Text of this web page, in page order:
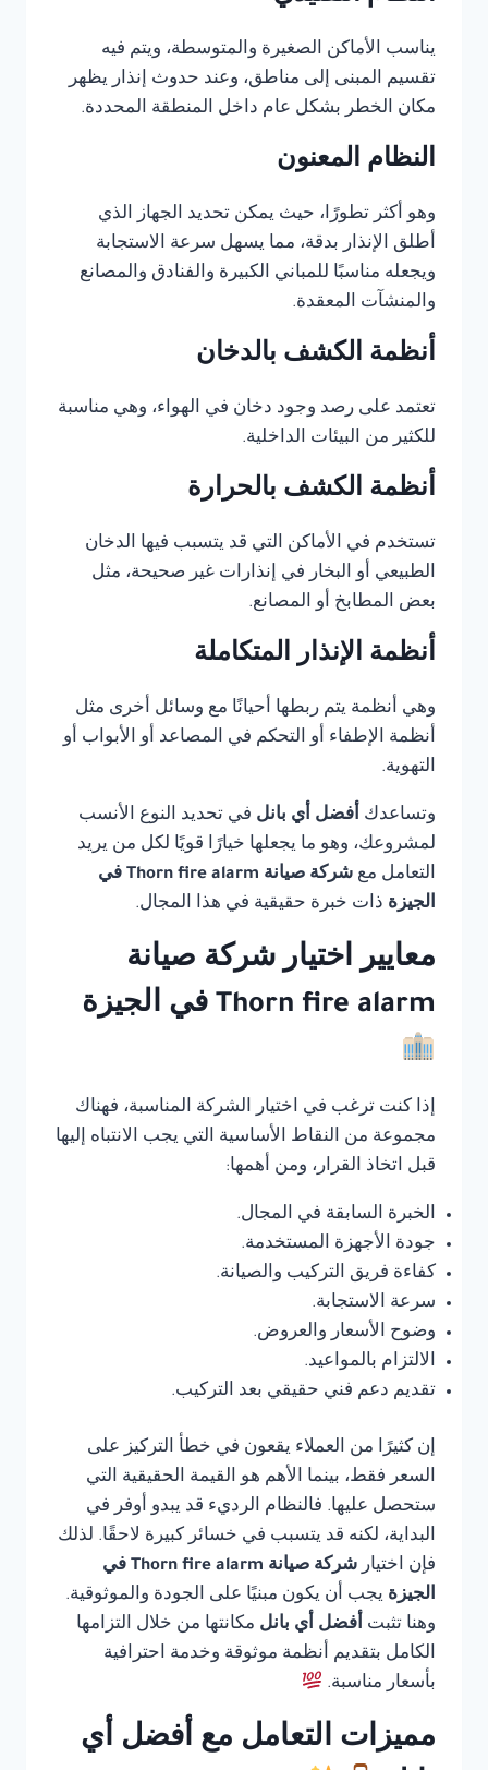
يناسب الأماكن الصغيرة والمتوسطة، ويتم فيه
تقسيم المبنى إلى مناطق، وعند حدوث إنذار يظهر
مكان الخطر بشكل عام داخل المنطقة المحددة.
النظام المعنون
وهو أكثر تطورًا، حيث يمكن تحديد الجهاز الذي
أطلق الإنذار بدقة، مما يسهل سرعة الاستجابة
ويجعله مناسبًا للمباني الكبيرة والفنادق والمصانع
والمنشآت المعقدة.
أنظمة الكشف بالدخان
تعتمد على رصد وجود دخان في الهواء، وهي مناسبة
للكثير من البيئات الداخلية.
أنظمة الكشف بالحرارة
تستخدم في الأماكن التي قد يتسبب فيها الدخان
الطبيعي أو البخار في إنذارات غير صحيحة، مثل
بعض المطابخ أو المصانع.
أنظمة الإنذار المتكاملة
وهي أنظمة يتم ربطها أحيانًا مع وسائل أخرى مثل
أنظمة الإطفاء أو التحكم في المصاعد أو الأبواب أو
التهوية.
وتساعدك أفضل أي بانل في تحديد النوع الأنسب
لمشروعك، وهو ما يجعلها خيارًا قويًا لكل من يريد
التعامل مع
شركة صيانة Thorn fire alarm في
الجيزة ذات خبرة حقيقية في هذا المجال.
معايير اختيار شركة صيانة
Thorn fire alarm في الجيزة
إذا كنت ترغب في اختيار الشركة المناسبة، فهناك
مجموعة من النقاط الأساسية التي يجب الانتباه إليها
قبل اتخاذ القرار، ومن أهمها:
الخبرة السابقة في المجال.
جودة الأجهزة المستخدمة.
كفاءة فريق التركيب والصيانة.
سرعة الاستجابة.
وضوح الأسعار والعروض.
الالتزام بالمواعيد.
تقديم دعم فني حقيقي بعد التركيب.
إن كثيرًا من العملاء يقعون في خطأ التركيز على
السعر فقط، بينما الأهم هو القيمة الحقيقية التي
ستحصل عليها. فالنظام الرديء قد يبدو أوفر في
البداية، لكنه قد يتسبب في خسائر كبيرة لاحقًا. لذلك
فإن اختيار
شركة صيانة Thorn fire alarm في
الجيزة يجب أن يكون مبنيًا على الجودة والموثوقية.
وهنا تثبت أفضل أي بانل مكانتها من خلال التزامها
الكامل بتقديم أنظمة موثوقة وخدمة احترافية
بأسعار مناسبة.
مميزات التعامل مع أفضل أي